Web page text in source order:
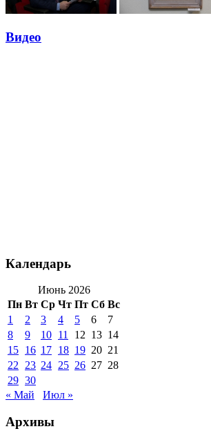
Видео
Календарь
Июнь 2026
Пн Вт Ср Чт Пт Сб Вс
1
2 3 4 5 6
7
8
9 10 11 12 13 14
15 16 17 18 19 20 21
22
23 24 25 26 27 28
29 30
« Май
Июл »
Архивы